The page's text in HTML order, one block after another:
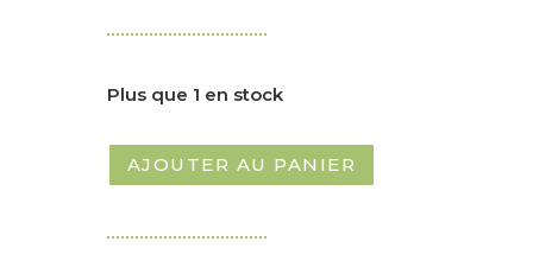
Plus que 1 en stock
de
Mûrier
noir
AJOUTER AU PANIER